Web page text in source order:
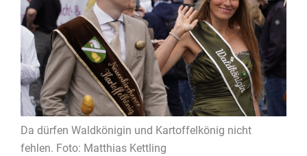
Da dürfen Waldkönigin und Kartoffelkönig nicht
fehlen. Foto: Matthias Kettling